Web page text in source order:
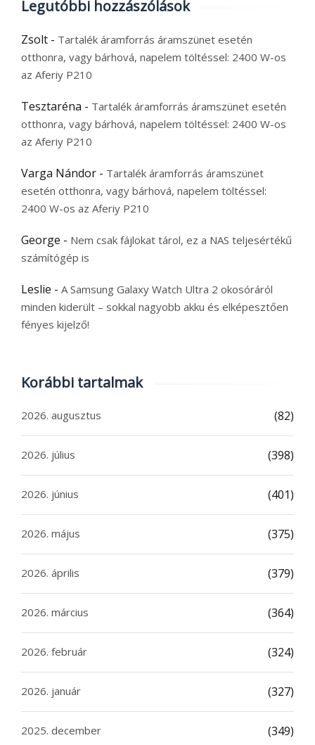
Legutóbbi hozzászólások
Zsolt - Tartalék áramforrás áramszünet esetén
otthonra, vagy bárhová, napelem töltéssel: 2400 W-os
az Aferiy P210
Tesztaréna - Tartalék áramforrás áramszünet esetén
otthonra, vagy bárhová, napelem töltéssel: 2400 W-os
az Aferiy P210
Varga Nándor - Tartalék áramforrás áramszünet
esetén otthonra, vagy bárhová, napelem töltéssel:
2400 W-os az Aferiy P210
George - Nem csak fájlokat tárol, ez a NAS teljesértékű
számítógép is
Leslie - A Samsung Galaxy Watch Ultra 2 okosóráról
minden kiderült – sokkal nagyobb akku és elképesztően
fényes kijelző!
Korábbi tartalmak
2026. augusztus (82)
2026. július (398)
2026. június (401)
2026. május (375)
2026. április (379)
2026. március (364)
2026. február (324)
2026. január (327)
2025. december (349)